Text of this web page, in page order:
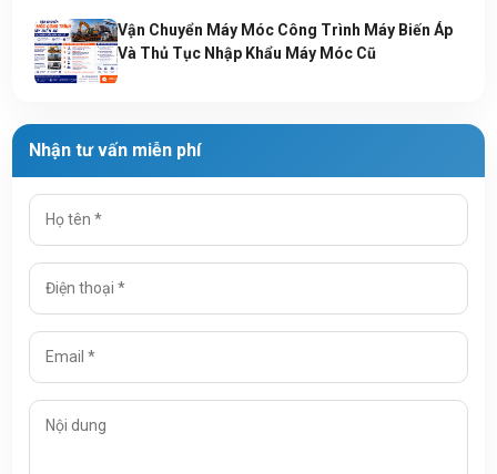
Vận Chuyển Máy Móc Công Trình Máy Biến Áp
Và Thủ Tục Nhập Khẩu Máy Móc Cũ
Nhận tư vấn miễn phí